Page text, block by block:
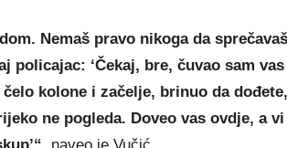
Nemaš pravo nikoga da
policajac: ‘Čekaj, bre, čuvao sam
kolone i začelje, brinuo da
ne pogleda. Doveo vas ovdje, a